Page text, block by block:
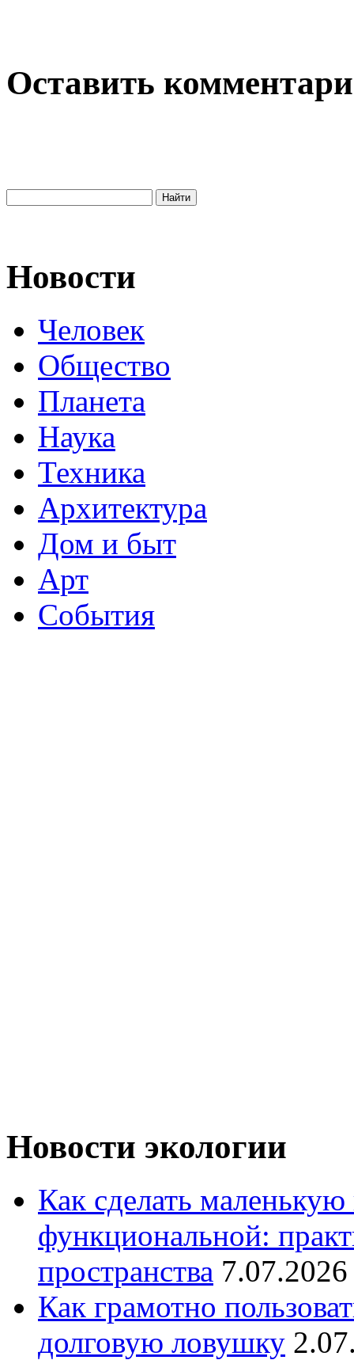
Оставить
Новости
Человек
Общество
Планета
Наука
Техника
Архитектура
Дом и быт
Арт
События
Новости экологии
Как сделать
функциональной:
пространства
Как грамотно
долговую ловушку